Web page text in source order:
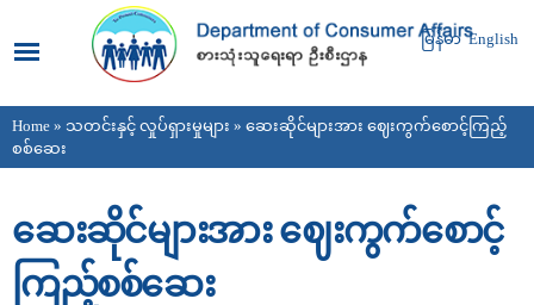
main
content
မြန်မာ English
You are here
Home » သတင်းနှင့် လှုပ်ရှားမှုများ » ဆေးဆိုင်များအား ဈေးကွက်စောင့်ကြည့်
စစ်ဆေး
ဆေးဆိုင်များအား ဈေးကွက်စောင့်
ကြည့်စစ်ဆေး